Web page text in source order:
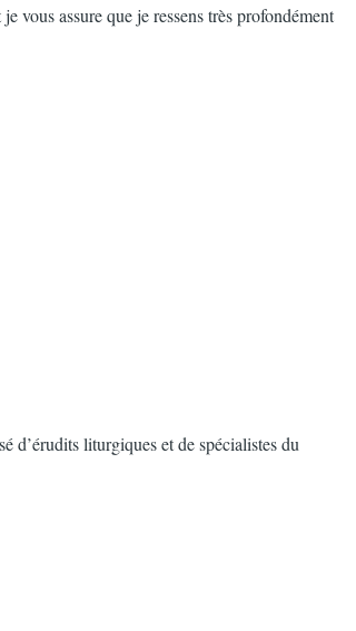
vous assure que je ressens très profondément
d’érudits liturgiques et de spécialistes du